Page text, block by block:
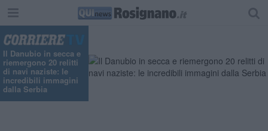
Il Danubio in secca e
riemergono 20 relitti
di navi naziste: le
incredibili immagini
dalla Serbia